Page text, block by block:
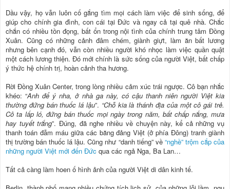
Dầu vậy, họ vẫn luôn cố gắng tìm mọi cách làm việc để sinh sống, để
giúp cho chính gia đình, con cái tại Đức và ngay cả tại quê nhà. Chắc
chắn có nhiều tồn đọng, bất ổn trong nội tình của chính trung tâm Đồng
Xuân. Cũng có những cảnh đâm chém, giành giựt, làm ăn bất lương
nhưng bên cạnh đó, vẫn còn nhiều người khó nhọc làm việc quần quật
một cách lương thiện. Đó mới chính là sức sống của người Việt, bất chấp
ý thức hệ chính trị, hoàn cảnh tha hương.
Rời Đồng Xuân Center, trong lòng nhiều cảm xúc trái ngược. Cô bạn nhắc
khéo: “Anh để ý nha, ở nhà ga này, có cậu thanh niên người Việt kia
thường đứng bán thuốc lá lậu”. “Chỗ kia là thánh địa của một cô gái trẻ.
Cô ta lấp ló, đứng bán thuốc mọi ngày trong năm, bất chấp nắng, mưa
hay tuyết trắng”. Đúng, đã nghe nhiều về chuyện này, kể cả những vụ
thanh toán đẫm máu giữa các băng đảng Việt (ở phía Đông) tranh giành
thị trường bán thuốc lá lậu. Cũng như “danh tiếng” về “nghề” trộm cắp của
những người Việt mới đến Đức qua các ngả Nga, Ba Lan…
Tất cả càng làm hoen ố hình ảnh của người Việt di dân kinh tế.